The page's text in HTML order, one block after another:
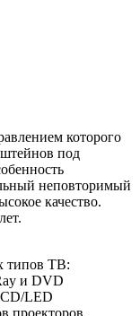
которого
под
неповторимый
качество.
типов ТВ:
и DVD
LED
проекторов,